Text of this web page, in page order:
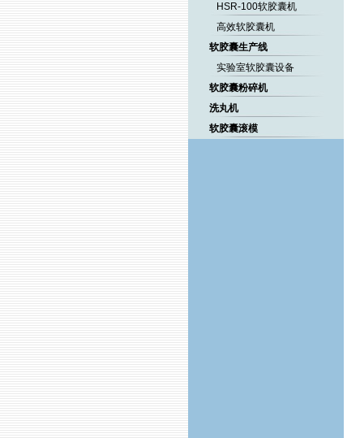
HSR-100软胶囊机
高效软胶囊机
软胶囊生产线
实验室软胶囊设备
软胶囊粉碎机
洗丸机
软胶囊滚模